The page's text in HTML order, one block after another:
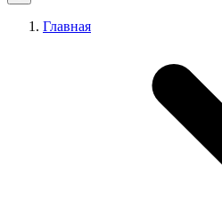
Главная